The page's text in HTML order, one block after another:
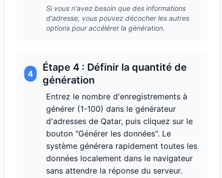
Si vous n'avez besoin que des informations
d'adresse, vous pouvez décocher les autres
options pour accélérer la génération.
4
Étape 4 : Définir la quantité de
génération
Entrez le nombre d'enregistrements à
générer (1-100) dans le générateur
d'adresses de Qatar, puis cliquez sur le
bouton "Générer les données". Le
système générera rapidement toutes les
données localement dans le navigateur
sans attendre la réponse du serveur.